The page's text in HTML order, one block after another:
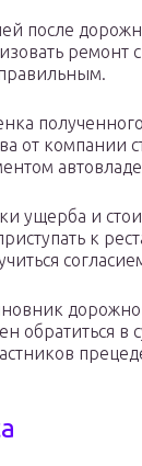
после
ремонт
от компании
ущерба и
к
обратиться в